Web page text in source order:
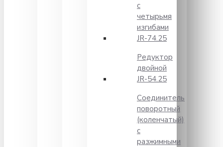
с
четырьмя
изгибами
JR-74.25
Редуктор
двойной
JR-54.25
Соединитель
поворотный
(коленчатый)
с
разжимными